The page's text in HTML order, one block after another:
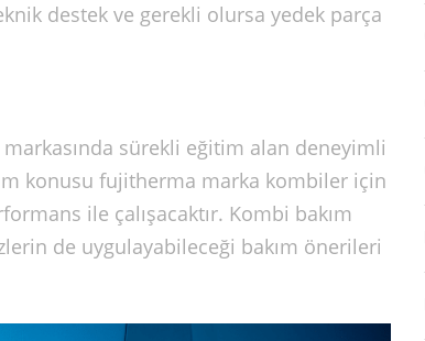
destek ve gerekli olursa yedek parça
sürekli eğitim alan deneyimli
konusu fujitherma marka kombiler için
ile çalışacaktır. Kombi bakım
de uygulayabileceği bakım önerileri